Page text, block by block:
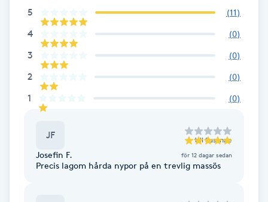
Celluliter
Coachning
Color correction
5 (11)
4 (0)
3 (0)
2 (0)
1 (0)
JF till Susanne
Josefin F. för 12 dagar sedan
Precis lagom hårda nypor på en trevlig massös